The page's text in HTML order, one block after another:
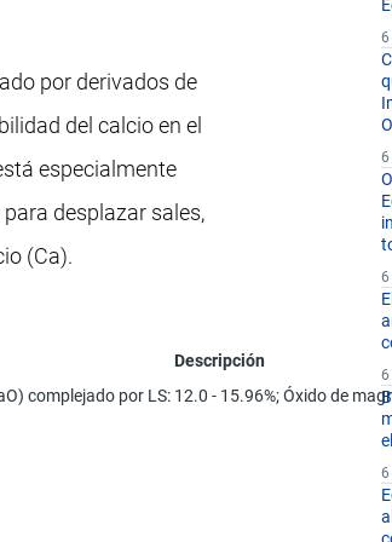
por derivados de
del calcio en el
especialmente
desplazar sales,
(Ca).
Descripción
complejado por LS: 12.0 - 15.96%; Óxido de
6
6
6
6
6